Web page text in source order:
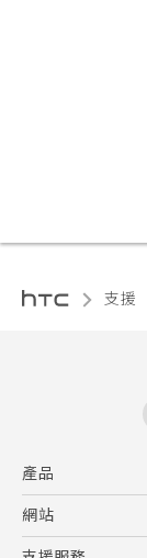
支援
產品
5G
智能手機
網站
HTC Dev